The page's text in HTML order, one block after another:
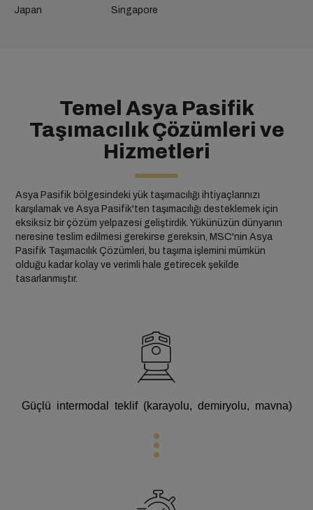
Japan Singapore
Temel Asya Pasifik
Taşımacılık Çözümleri ve
Hizmetleri
Asya Pasifik bölgesindeki yük taşımacılığı ihtiyaçlarınızı
karşılamak ve Asya Pasifik'ten taşımacılığı desteklemek için
eksiksiz bir çözüm yelpazesi geliştirdik. Yükünüzün dünyanın
neresine teslim edilmesi gerekirse gereksin, MSC'nin Asya
Pasifik Taşımacılık Çözümleri, bu taşıma işlemini mümkün
olduğu kadar kolay ve verimli hale getirecek şekilde
tasarlanmıştır.
Güçlü intermodal teklif (karayolu, demiryolu, mavna)